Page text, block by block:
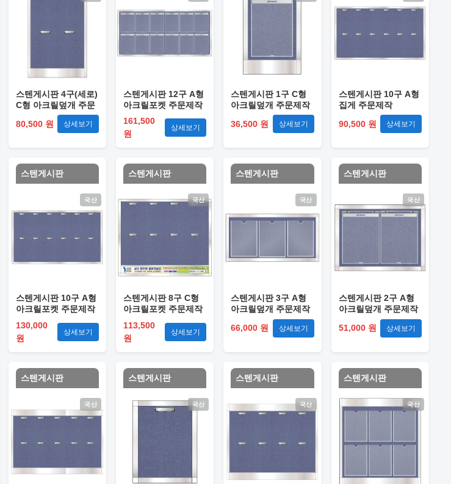
스텐게시판 4구(세로)
C형 아크릴덮개 주문
80,500 원
상세보기
스텐게시판 12구 A형
아크릴포켓 주문제작
161,500
원
상세보기
스텐게시판 1구 C형
아크릴덮개 주문제작
36,500 원
상세보기
스텐게시판 10구 A형
집게 주문제작
90,500 원
상세보기
스텐게시판
국산
스텐게시판 10구 A형
아크릴포켓 주문제작
130,000
원
상세보기
스텐게시판
국산
스텐게시판 8구 C형
아크릴포켓 주문제작
113,500
원
상세보기
스텐게시판
국산
스텐게시판 3구 A형
아크릴덮개 주문제작
66,000 원
상세보기
스텐게시판
국산
스텐게시판 2구 A형
아크릴덮개 주문제작
51,000 원
상세보기
스텐게시판
국산
스텐게시판
국산
스텐게시판
국산
스텐게시판
국산